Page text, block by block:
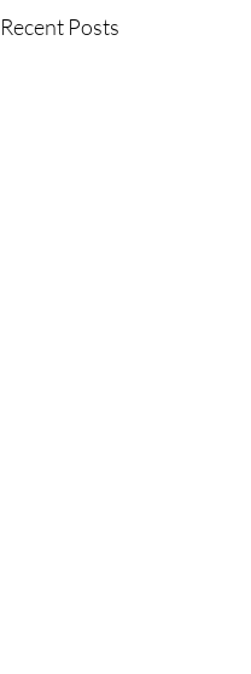
Recent Posts